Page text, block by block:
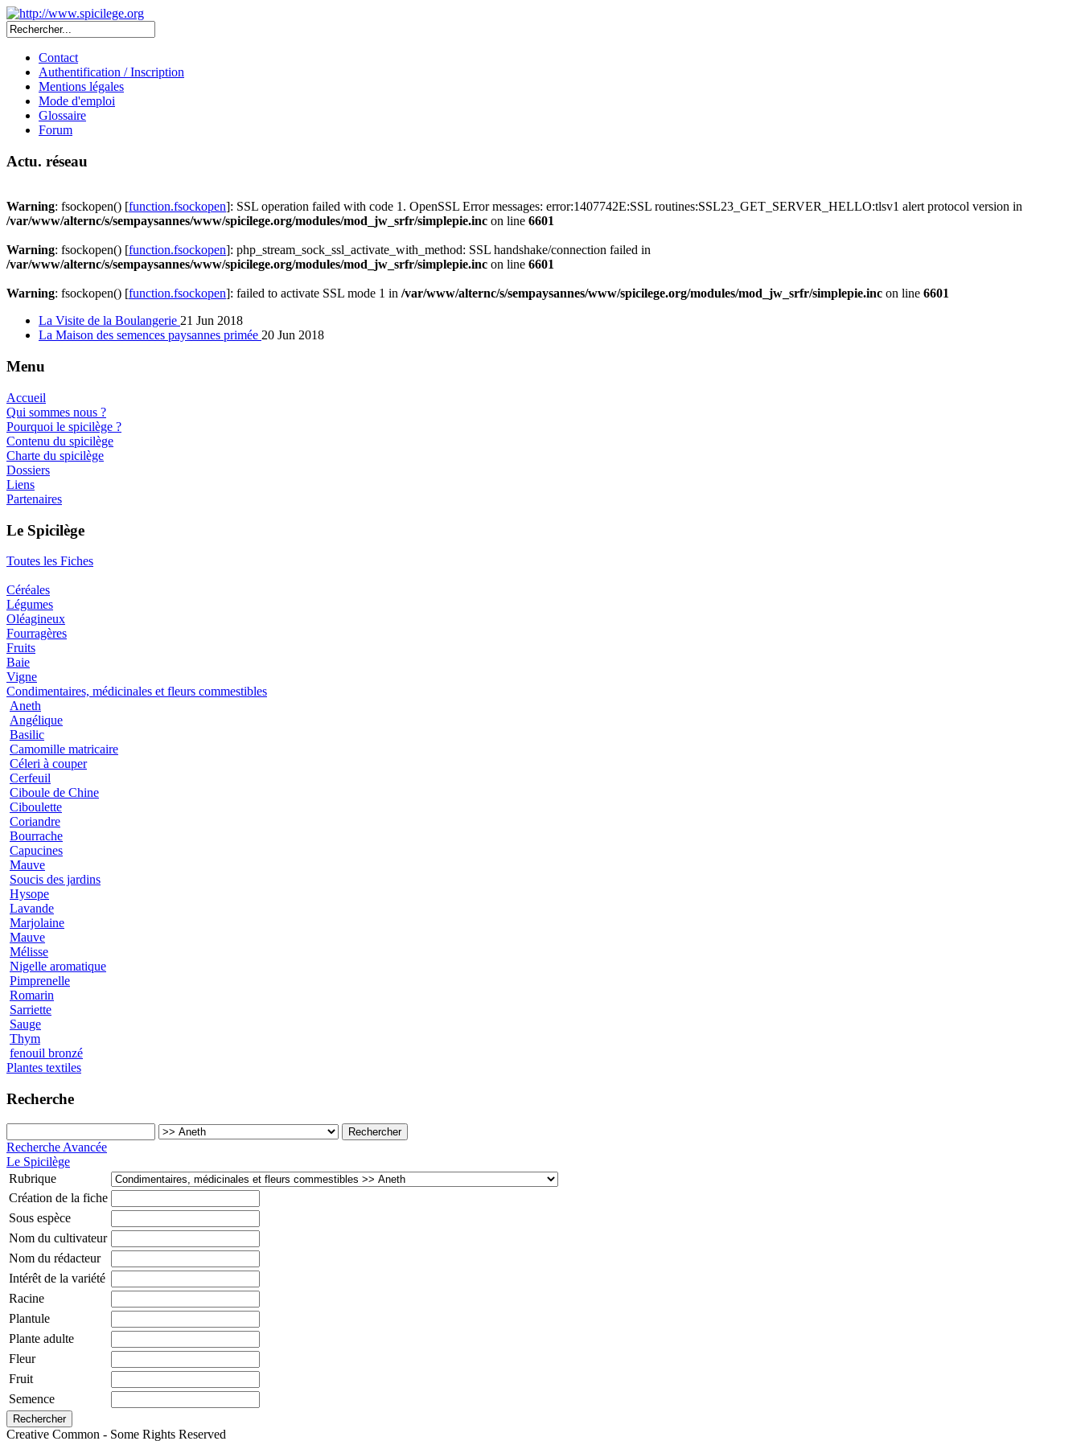
Contact
Authentification / Inscription
Mentions légales
Mode d'emploi
Glossaire
Forum
Actu. réseau
Warning: fsockopen() [function.fsockopen]: SSL operation failed with code 1. OpenSSL Error messages: error:1407742E:SSL routines:SSL23_GET_SERVER_HELLO:tlsv1 alert protocol version in
/var/www/alternc/s/sempaysannes/www/spicilege.org/modules/mod_jw_srfr/simplepie.inc on line 6601
Warning: fsockopen() [function.fsockopen]: php_stream_sock_ssl_activate_with_method: SSL handshake/connection failed in
/var/www/alternc/s/sempaysannes/www/spicilege.org/modules/mod_jw_srfr/simplepie.inc on line 6601
Warning: fsockopen() [function.fsockopen]: failed to activate SSL mode 1 in /var/www/alternc/s/sempaysannes/www/spicilege.org/modules/mod_jw_srfr/simplepie.inc on line 6601
La Visite de la Boulangerie 21 Jun 2018
La Maison des semences paysannes primée 20 Jun 2018
Menu
Accueil
Qui sommes nous ?
Pourquoi le spicilège ?
Contenu du spicilège
Charte du spicilège
Dossiers
Liens
Partenaires
Le Spicilège
Toutes les Fiches
Céréales
Légumes
Oléagineux
Fourragères
Fruits
Baie
Vigne
Condimentaires, médicinales et fleurs commestibles
Aneth
Angélique
Basilic
Camomille matricaire
Céleri à couper
Cerfeuil
Ciboule de Chine
Ciboulette
Coriandre
Bourrache
Capucines
Mauve
Soucis des jardins
Hysope
Lavande
Marjolaine
Mauve
Mélisse
Nigelle aromatique
Pimprenelle
Romarin
Sarriette
Sauge
Thym
fenouil bronzé
Plantes textiles
Recherche
Recherche Avancée
Le Spicilège
Rubrique
Création de la fiche
Sous espèce
Nom du cultivateur
Nom du rédacteur
Intérêt de la variété
Racine
Plantule
Plante adulte
Fleur
Fruit
Semence
Creative Common - Some Rights Reserved